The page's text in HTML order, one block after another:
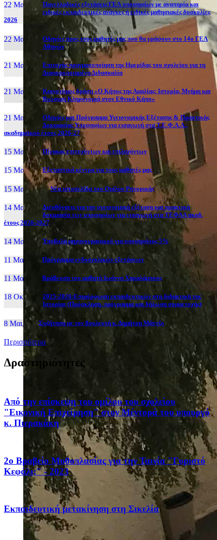
22 Μαι, 26
Πανελλαδικές εξετάσεις ΓΕΛ υποψηφίων με αναπηρία και
ειδικές εκπαιδευτικές ανάγκες ή ειδικές μαθησιακές δυσκολίες
2026
22 Μαι, 26
Οδηγίες προς τους μαθητές μας που θα γράψουν στο 14ο ΓΕΛ
Αθηνών
21 Μαι, 26
Επιτυχής πραγματοποίηση της Ημερίδας του σχολείου για τη
Διαφοροποιημένη Διδασκαλία
21 Μαι, 26
Καινοτόμος δράση «Ο Κήπος της Αμαλίας: Ιστορία, Μνήμη και
Βιώσιμη Κληρονομιά στον Εθνικό Κήπο»
21 Μαι, 26
Οδηγίες και Πρόγραμμα Υγειονομικής Εξέτασης & Πρακτικής
Δοκιμασίας Υποψηφίων για εισαγωγή στα Τ.Ε.Φ.Α.Α.,
ακαδημαϊκού έτους 2026-27
15 Μαι, 26 Πίνακας επιτυχόντων και επιλαχόντων
15 Μαι, 26 Εξεταστικά κέντρα για τους μαθητές μας
15 Μαι, 2026 Νέα ιστοσελίδα του Ομίλου Ρητορικής
14 Μαι, 26
Διευθύνσεις για την υγειονομική εξέταση και πρακτική
δοκιμασία των υποψηφίων για εισαγωγή στα ΤΕΦΑΑ ακαδ.
έτους 2026-2027
14 Μαι, 26 Yποβολή μηχανογραφικού για υποψηφίους 5%
11 Μαι, 26 Πρόγραμμα ενδοσχολικών εξετάσεων
11 Μαι, 26 Βράβευση του μαθητή Ιωάννη Χαραλάμπους
18 Οκτ, 25
2025-2026:Επιμόρφωση εκπαιδευτικών στη διδακτική της
Ιστορίας (Πρόσκληση, πρόγραμμα και δήλωση συμμετοχής)
8 Μαι, 26 Συζήτηση με τον βουλευτή κ. Δημήτρη Μάντζο
Περισσότερα
Δραστηριότητες
Από την επίσκεψη του ομίλου του σχολείου
"Εικονική Επιχείρηση" στον Μέντορά του υπουργό
κ. Πιερακάκη
2ο Βραβείο Μυθοπλασίας για την Ταινία "Γυριστό
Κεφάλι;" - 2023
Eκπαιδευτική μετακίνηση στη Σικελία